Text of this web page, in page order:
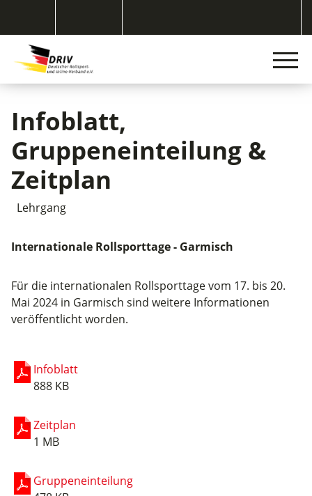
Infoblatt,
Gruppeneinteilung &
Zeitplan
Lehrgang
Internationale Rollsporttage - Garmisch
Für die internationalen Rollsporttage vom 17. bis 20.
Mai 2024 in Garmisch sind weitere Informationen
veröffentlicht worden.
Infoblatt
888 KB
Zeitplan
1 MB
Gruppeneinteilung